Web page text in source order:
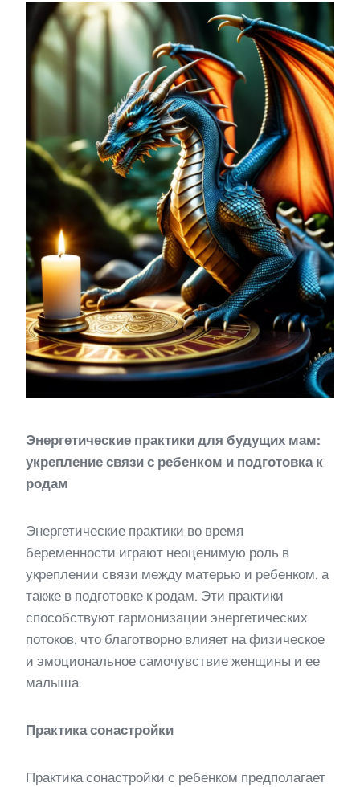
Энергетические практики для будущих мам:
укрепление связи с ребенком и подготовка к
родам
Энергетические практики во время
беременности играют неоценимую роль в
укреплении связи между матерью и ребенком, а
также в подготовке к родам. Эти практики
способствуют гармонизации энергетических
потоков, что благотворно влияет на физическое
и эмоциональное самочувствие женщины и ее
малыша.
Практика сонастройки
Практика сонастройки с ребенком предполагает